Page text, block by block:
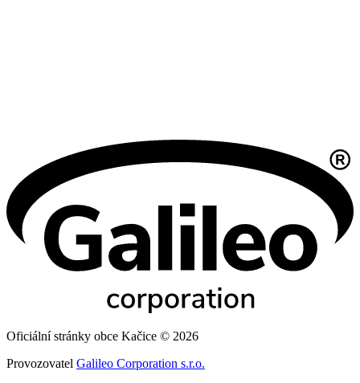
Oficiální stránky obce Kačice © 2026
Provozovatel Galileo Corporation s.r.o.